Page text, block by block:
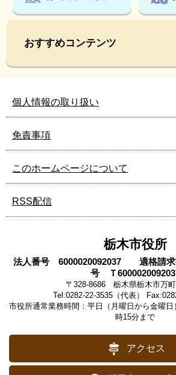
ん
ジ
見
て
ま
す
おすすめコンテンツ
個人情報の取り扱い
免責事項
このホームページについて
RSS配信
栃木市役所
法人番号 6000020092037 適格請求
号 Ｔ
〒328-8686 栃木県栃木市万
Tel:0282-22-3535（代表）
市役所通常業務時間：平日（月曜日から金曜
時15分まで
アクセス